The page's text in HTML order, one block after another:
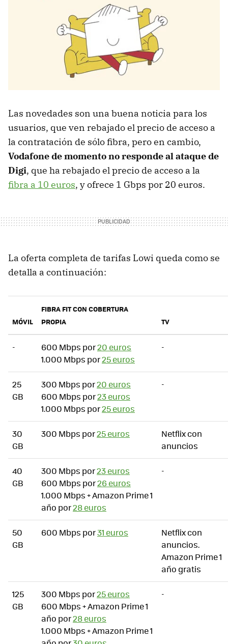
Las novedades son una buena noticia para los
usuarios, que ven rebajado el precio de acceso a
la contratación de sólo fibra, pero en cambio,
Vodafone de momento no responde al ataque de
Digi, que ha rebajado el precio de acceso a la
fibra a 10 euros, y ofrece 1 Gbps por 20 euros.
La oferta completa de tarifas Lowi queda como se
detalla a continuación:
MÓVIL
FIBRA FIT CON COBERTURA
PROPIA
TV
- 600 Mbps por20 euros
1.000 Mbps por25 euros
-
25
GB
300 Mbps por20 euros
600 Mbps por23 euros
1.000 Mbps por25 euros
-
30
GB
300 Mbps por25 euros
Netflix con
anuncios
40
GB
300 Mbps por23 euros
600 Mbps por26 euros
1.000 Mbps + Amazon Prime 1
año por28 euros
-
50
GB
600 Mbps por31 euros
Netflix con
anuncios.
Amazon Prime 1
año gratis
125
GB
300 Mbps por25 euros
600 Mbps + Amazon Prime 1
año por28 euros
1.000 Mbps + Amazon Prime 1
-